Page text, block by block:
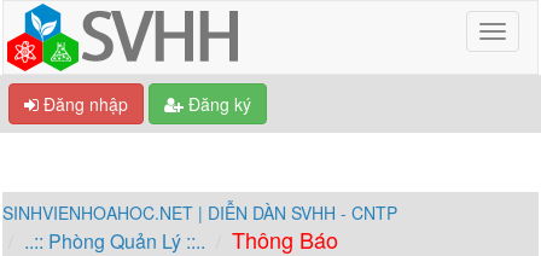
Đăng nhập Đăng ký
SINHVIENHOAHOC.NET | DIỄN DÀN SVHH - CNTP
..:: Phòng Quản Lý ::.. Thông Báo